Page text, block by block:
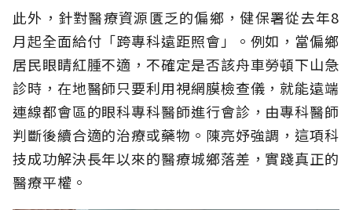
此外，針對醫療資源匱乏的偏鄉，健保署從去年8
月起全面給付「跨專科遠距照會」。例如，當偏鄉
居民眼睛紅腫不適，不確定是否該舟車勞頓下山急
診時，在地醫師只要利用視網膜檢查儀，就能遠端
連線都會區的眼科專科醫師進行會診，由專科醫師
判斷後續合適的治療或藥物。陳亮妤強調，這項科
技成功解決長年以來的醫療城鄉落差，實踐真正的
醫療平權。